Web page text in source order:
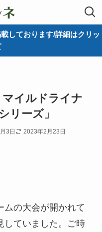
しております/詳細はクリッ
イルドライナ
リーズ」
3日
2023年2月23日
ムの大会が開かれて
していました。ご時